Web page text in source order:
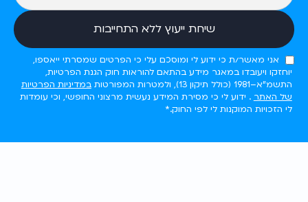
אני מאשר/ת כי ידוע לי ומוסכם עלי כי הפרטים שמסרתי ייאספו,
יוחזקו ויעובדו במאגר מידע בהתאם להוראות חוק הגנת הפרטיות,
התשמ"א–1981 (כולל תיקון 13), ולמטרות המפורטות
במדיניות הפרטיות
של האתר . ידוע לי כי מסירת המידע נעשית מרצוני החופשי, וכי עומדות
לי הזכויות המוקנות לי לפי החוק.*